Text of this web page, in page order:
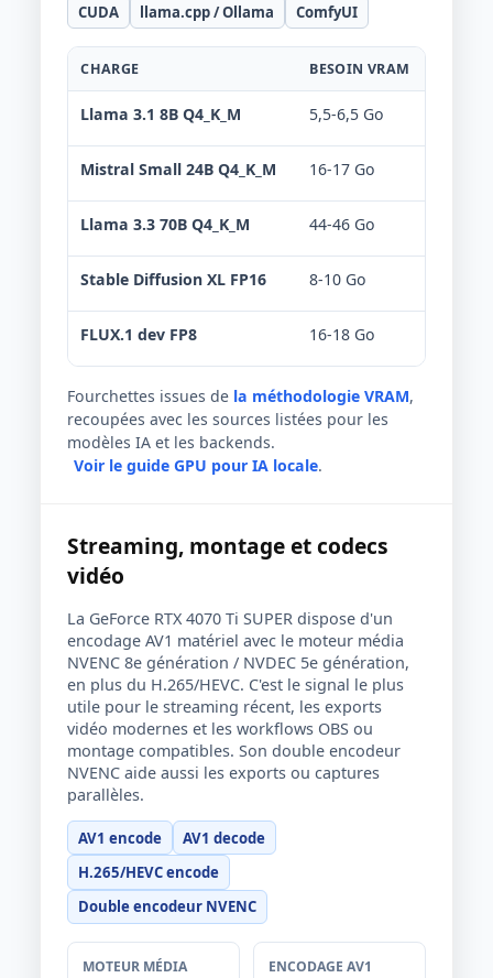
CUDA llama.cpp / Ollama ComfyUI
CHARGE BESOIN VRAM
Llama 3.1 8B Q4_K_M 5,5-6,5 Go
Mistral Small 24B Q4_K_M 16-17 Go
Llama 3.3 70B Q4_K_M 44-46 Go
Stable Diffusion XL FP16 8-10 Go
FLUX.1 dev FP8 16-18 Go
Fourchettes issues de la méthodologie VRAM,
recoupées avec les sources listées pour les
modèles IA et les backends.
Voir le guide GPU pour IA locale.
Streaming, montage et codecs
vidéo
La GeForce RTX 4070 Ti SUPER dispose d'un
encodage AV1 matériel avec le moteur média
NVENC 8e génération / NVDEC 5e génération,
en plus du H.265/HEVC. C'est le signal le plus
utile pour le streaming récent, les exports
vidéo modernes et les workflows OBS ou
montage compatibles. Son double encodeur
NVENC aide aussi les exports ou captures
parallèles.
AV1 encode
AV1 decode
H.265/HEVC encode
Double encodeur NVENC
MOTEUR MÉDIA ENCODAGE AV1